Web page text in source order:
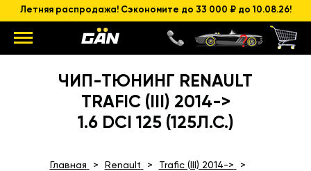
Летняя распродажа! Сэкономите до 33 000 ₽ до 10.08.26!
ЧИП-ТЮНИНГ RENAULT
TRAFIC (III) 2014->
1.6 DCI 125 (125Л.С.)
Главная Renault
Trafic (III) 2014->